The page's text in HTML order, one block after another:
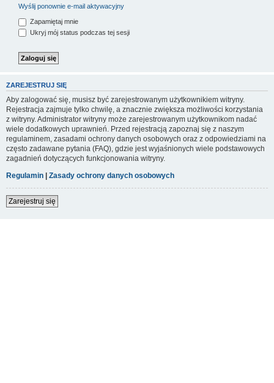
Wyślij ponownie e-mail aktywacyjny
Zapamiętaj mnie
Ukryj mój status podczas tej sesji
ZAREJESTRUJ SIĘ
Aby zalogować się, musisz być zarejestrowanym użytkownikiem witryny.
Rejestracja zajmuje tylko chwilę, a znacznie zwiększa możliwości korzystania
z witryny. Administrator witryny może zarejestrowanym użytkownikom nadać
wiele dodatkowych uprawnień. Przed rejestracją zapoznaj się z naszym
regulaminem, zasadami ochrony danych osobowych oraz z odpowiedziami na
często zadawane pytania (FAQ), gdzie jest wyjaśnionych wiele podstawowych
zagadnień dotyczących funkcjonowania witryny.
Regulamin | Zasady ochrony danych osobowych
Zarejestruj się